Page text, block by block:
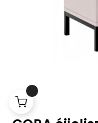
Ez a weboldal a
az Ön eszközén.